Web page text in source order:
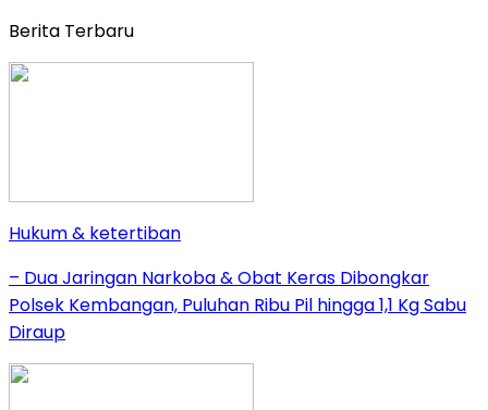
Berita Terbaru
Hukum & ketertiban
– Dua Jaringan Narkoba & Obat Keras Dibongkar
Polsek Kembangan, Puluhan Ribu Pil hingga 1,1 Kg Sabu
Diraup